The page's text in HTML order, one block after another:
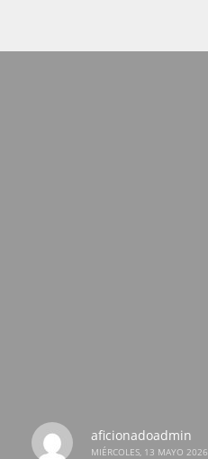
aficionadoadmin
MIÉRCOLES, 13 MAYO 2026